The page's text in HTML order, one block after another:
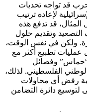
قد تواجه تحديات
لإعادة ترتيب
المثال، قد تدفع هذه
التصعيد وتقديم حلول
ولكن في نفس الوقت،
تطبيع أكثر مع
“حماس” وفصائل
الفلسطيني. لذلك،
رفض أي محاولات
لتوسيع دائرة التضامن